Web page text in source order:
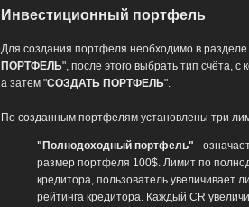
Инвестиционный портфель
Для создания портфеля необходимо в разделе
ПОРТФЕЛЬ", после этого выбрать тип счёта, с
а затем "СОЗДАТЬ ПОРТФЕЛЬ".
По созданным портфелям установлены три
"Полнодоходный портфель" -
размер портфеля 100$. Лимит по
кредитора, пользователь увеличивает
рейтинга кредитора. Каждый CR